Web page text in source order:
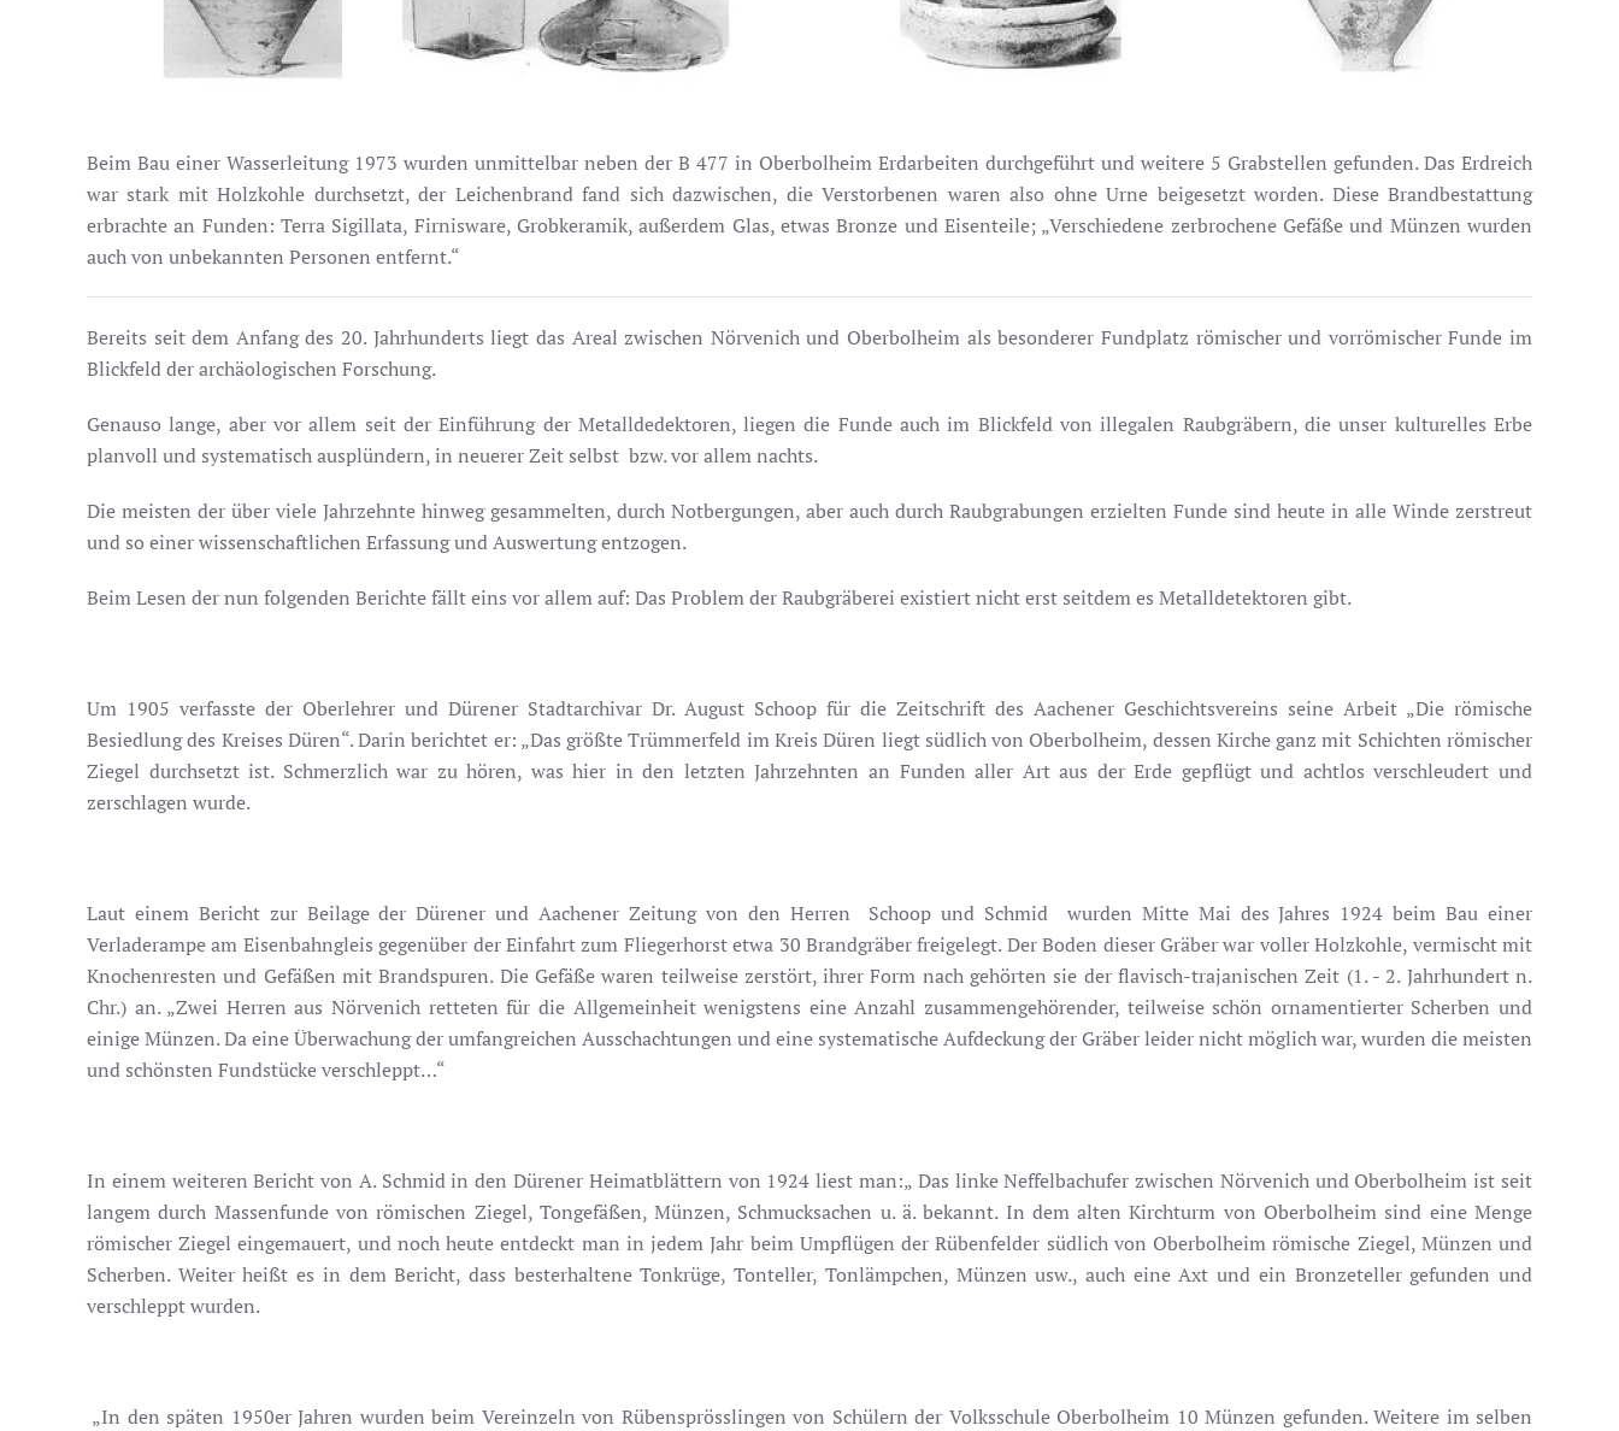
Beim Bau einer Wasserleitung 1973 wurden unmittelbar neben der B 477 in Oberbolheim Erdarbeiten durchgeführt und weitere 5 Grabstellen gefunden. Das Erdreich
war stark mit Holzkohle durchsetzt, der Leichenbrand fand sich dazwischen, die Verstorbenen waren also ohne Urne beigesetzt worden. Diese Brandbestattung
erbrachte an Funden: Terra Sigillata, Firnisware, Grobkeramik, außerdem Glas, etwas Bronze und Eisenteile; „Verschiedene zerbrochene Gefäße und Münzen wurden
auch von unbekannten Personen entfernt.“
Bereits seit dem Anfang des 20. Jahrhunderts liegt das Areal zwischen Nörvenich und Oberbolheim als besonderer Fundplatz römischer und vorrömischer Funde im
Blickfeld der archäologischen Forschung.
Genauso lange, aber vor allem seit der Einführung der Metalldedektoren, liegen die Funde auch im Blickfeld von illegalen Raubgräbern, die unser kulturelles Erbe
planvoll und systematisch ausplündern, in neuerer Zeit selbst bzw. vor allem nachts.
Die meisten der über viele Jahrzehnte hinweg gesammelten, durch Notbergungen, aber auch durch Raubgrabungen erzielten Funde sind heute in alle Winde zerstreut
und so einer wissenschaftlichen Erfassung und Auswertung entzogen.
Beim Lesen der nun folgenden Berichte fällt eins vor allem auf: Das Problem der Raubgräberei existiert nicht erst seitdem es Metalldetektoren gibt.
Um 1905 verfasste der Oberlehrer und Dürener Stadtarchivar Dr. August Schoop für die Zeitschrift des Aachener Geschichtsvereins seine Arbeit „Die römische
Besiedlung des Kreises Düren“. Darin berichtet er: „Das größte Trümmerfeld im Kreis Düren liegt südlich von Oberbolheim, dessen Kirche ganz mit Schichten römischer
Ziegel durchsetzt ist. Schmerzlich war zu hören, was hier in den letzten Jahrzehnten an Funden aller Art aus der Erde gepflügt und achtlos verschleudert und
zerschlagen wurde.
Laut einem Bericht zur Beilage der Dürener und Aachener Zeitung von den Herren Schoop und Schmid wurden Mitte Mai des Jahres 1924 beim Bau einer
Verladerampe am Eisenbahngleis gegenüber der Einfahrt zum Fliegerhorst etwa 30 Brandgräber freigelegt. Der Boden dieser Gräber war voller Holzkohle, vermischt mit
Knochenresten und Gefäßen mit Brandspuren. Die Gefäße waren teilweise zerstört, ihrer Form nach gehörten sie der flavisch-trajanischen Zeit (1. - 2. Jahrhundert n.
Chr.) an. „Zwei Herren aus Nörvenich retteten für die Allgemeinheit wenigstens eine Anzahl zusammengehörender, teilweise schön ornamentierter Scherben und
einige Münzen. Da eine Überwachung der umfangreichen Ausschachtungen und eine systematische Aufdeckung der Gräber leider nicht möglich war, wurden die meisten
und schönsten Fundstücke verschleppt…“
In einem weiteren Bericht von A. Schmid in den Dürener Heimatblättern von 1924 liest man:„ Das linke Neffelbachufer zwischen Nörvenich und Oberbolheim ist seit
langem durch Massenfunde von römischen Ziegel, Tongefäßen, Münzen, Schmucksachen u. ä. bekannt. In dem alten Kirchturm von Oberbolheim sind eine Menge
römischer Ziegel eingemauert, und noch heute entdeckt man in jedem Jahr beim Umpflügen der Rübenfelder südlich von Oberbolheim römische Ziegel, Münzen und
Scherben. Weiter heißt es in dem Bericht, dass besterhaltene Tonkrüge, Tonteller, Tonlämpchen, Münzen usw., auch eine Axt und ein Bronzeteller gefunden und
verschleppt wurden.
„In den späten 1950er Jahren wurden beim Vereinzeln von Rübensprösslingen von Schülern der Volksschule Oberbolheim 10 Münzen gefunden. Weitere im selben